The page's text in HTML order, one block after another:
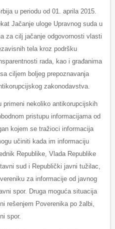
u periodu od 01. aprila 2015.
Jačanje uloge Upravnog suda u
za cilj jačanje odgovornosti vlasti
tela kroz podršku
rada, kao i građanima
ciljem boljeg prepoznavanja
zakonodavstva.
primeni nekoliko antikorupcijskih
pristupu informacijama od
kojem se tražioci informacija
učiniti kada im informaciju
Republike, Vlada Republike
sud i Republički javni tužilac,
za informacije od javnog
spor. Druga moguća situacija
rešenjem Poverenika po žalbi,
spor.